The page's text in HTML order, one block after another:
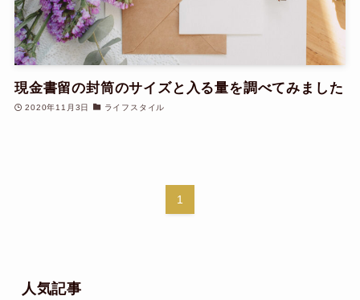
現金書留の封筒のサイズと入る量を調べてみました
2020年11月3日 ライフスタイル
1
人気記事